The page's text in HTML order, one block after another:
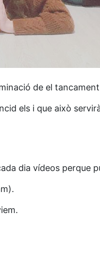
de el
els i que això
dia vídeos perque